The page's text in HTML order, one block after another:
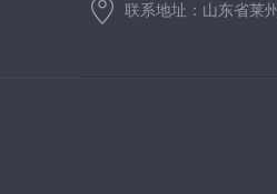
联系地址：山东省莱